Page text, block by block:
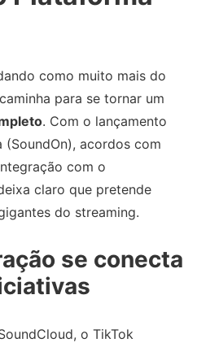
como muito mais do
para se tornar um
. Com o lançamento
acordos com
com o
claro que pretende
do streaming.
se conecta
o TikTok